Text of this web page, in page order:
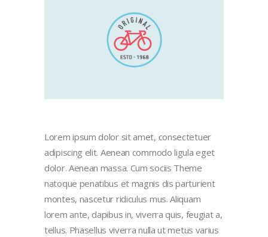
Lorem ipsum dolor sit amet, consectetuer
adipiscing elit. Aenean commodo ligula eget
dolor. Aenean massa. Cum sociis Theme
natoque penatibus et magnis dis parturient
montes, nascetur ridiculus mus. Aliquam
lorem ante, dapibus in, viverra quis, feugiat a,
tellus. Phasellus viverra nulla ut metus varius